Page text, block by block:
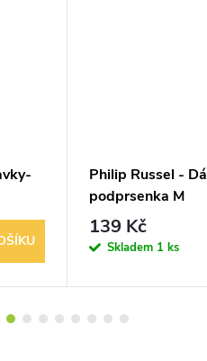
Philip Russel -
podprsenka M
139 Kč
Skladem 1 ks